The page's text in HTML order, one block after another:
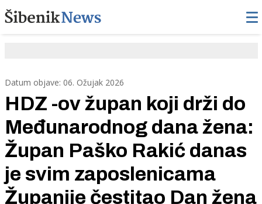
Datum objave: 06. Ožujak 2026
HDZ -ov župan koji drži do
Međunarodnog dana žena:
Župan Paško Rakić danas
je svim zaposlenicama
Županije čestitao Dan žena